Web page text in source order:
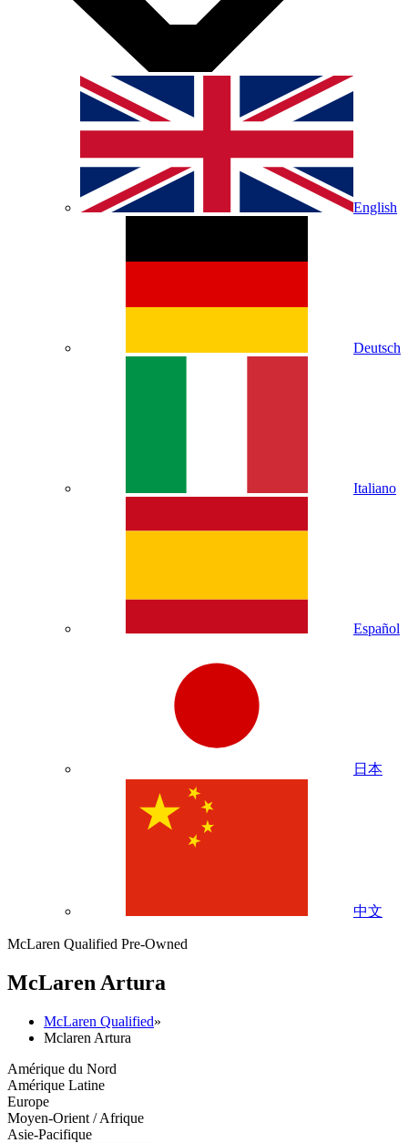
English
Deutsch
Italiano
Español
日本
中文
McLaren Qualified Pre-Owned
McLaren Artura
McLaren Qualified»
Mclaren Artura
Amérique du Nord
Amérique Latine
Europe
Moyen-Orient / Afrique
Asie-Pacifique